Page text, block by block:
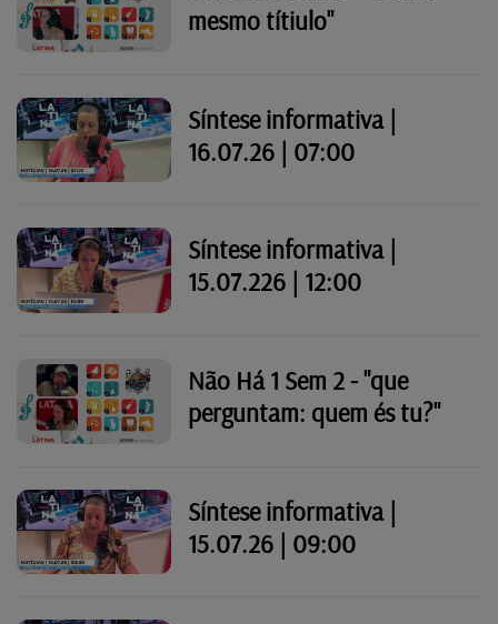
mesmo títiulo"
Síntese informativa |
16.07.26 | 07:00
Síntese informativa |
15.07.226 | 12:00
Não Há 1 Sem 2 - "que
perguntam: quem és tu?"
Síntese informativa |
15.07.26 | 09:00